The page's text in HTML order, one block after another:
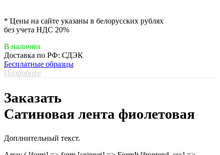
* Цены на сайте указаны в белорусских рублях
без учета НДС 20%
В наличии
Доставка по РФ: СДЭК
Бесплатные образцы
Подробнее
Заказать
Сатиновая лента фиолетовая
Доплнительный текст.